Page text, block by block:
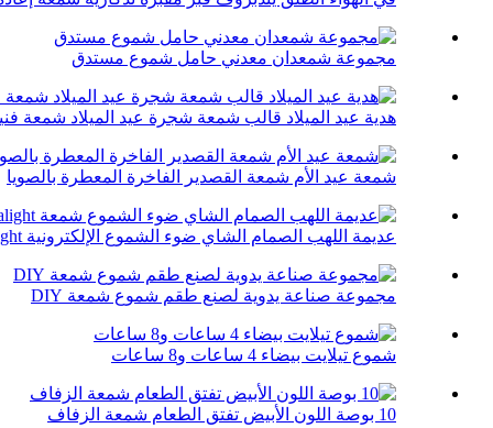
مجموعة شمعدان معدني حامل شموع مستدق
هدية عيد الميلاد قالب شمعة شجرة عيد الميلاد شمعة
شمعة عيد الأم شمعة القصدير الفاخرة المعطرة بالصويا
عديمة اللهب الصمام الشاي ضوء الشموع الإلكترونية Tealight ...
مجموعة صناعة يدوية لصنع طقم شموع شمعة DIY
شموع تيلايت بيضاء 4 ساعات و8 ساعات
10 بوصة اللون الأبيض تفتق الطعام شمعة الزفاف